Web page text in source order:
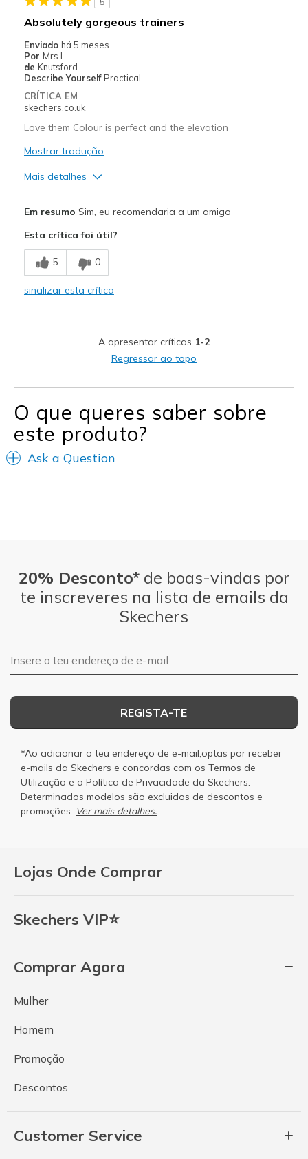
Melhores utilizações
Going Out
Travel
Feels true to size
View On Shoes
Absolutely gorgeous trainers
Enviado há 5 meses
Por Mrs L
de Knutsford
Describe Yourself Practical
CRÍTICA EM
skechers.co.uk
Love them Colour is perfect and the elevation
Mostrar tradução
Mais detalhes
Breathe Well
Comfortable
Melhores utilizações
Casual Wear
Sizing
Feels true to size
View On Shoes
Em resumo Sim, eu recomendaria a um amigo
Esta crítica foi útil?
5 0
sinalizar esta crítica
A apresentar críticas 1-2
Regressar ao topo
O que queres saber sobre
este produto?
Ask a Question
Lojas Onde Comprar
Skechers VIP⭐
Comprar Agora
Mulher
Homem
Promoção
Descontos
Customer Service
20% Desconto*de boas-vindas por
te inscreveres na lista de emails da
Skechers
Endereço de e-mail
REGISTA-TE
*Ao adicionar o teu endereço de e-mail,optas por receber
e-mails da Skechers e concordas com os Termos de
Utilização e a Política de Privacidade da Skechers.
Determinados modelos são excluidos de descontos e
promoções. Ver mais detalhes.